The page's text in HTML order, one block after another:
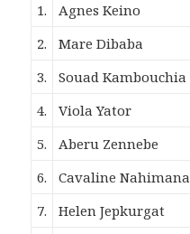
1.
Agnes Keino
2.
Mare Dibaba
3.
Souad Kambouchia
4.
Viola Yator
5.
Aberu Zennebe
6.
Cavaline Nahimana
7.
Helen Jepkurgat